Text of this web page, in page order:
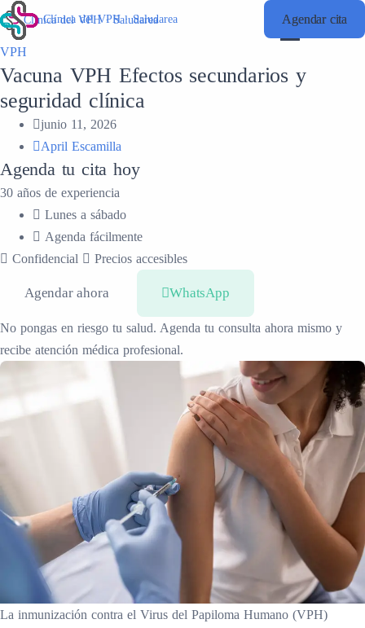
Clínica del VPH · Saludarea Agendar cita
Clínica del VPH · Saludarea Agendar cita
VPH
Vacuna VPH Efectos secundarios y
seguridad clínica
junio 11, 2026
April Escamilla
Agenda tu cita hoy
30 años de experiencia
Lunes a sábado
Agenda fácilmente
Confidencial
Precios accesibles
Agendar ahora WhatsApp
No pongas en riesgo tu salud. Agenda tu consulta ahora mismo y
recibe atención médica profesional.
La inmunización contra el Virus del Papiloma Humano (VPH)